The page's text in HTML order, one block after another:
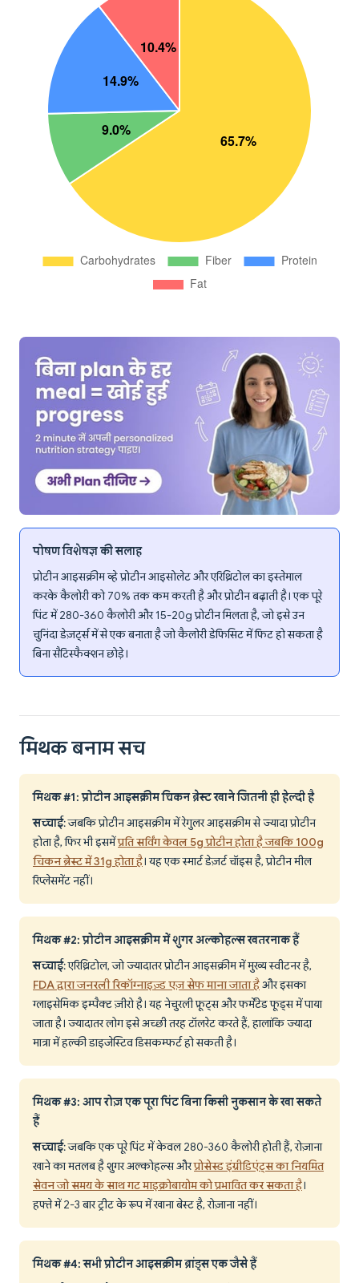
पोषण विशेषज्ञ की सलाह
प्रोटीन आइसक्रीम व्हे प्रोटीन आइसोलेट और एरिथ्रिटोल का इस्तेमाल
करके कैलोरी को 70% तक कम करती है और प्रोटीन बढ़ाती है। एक पूरे
पिंट में 280-360 कैलोरी और 15-20g प्रोटीन मिलता है, जो इसे उन
चुनिंदा डेज़र्ट्स में से एक बनाता है जो कैलोरी डेफिसिट में फिट हो सकता है
बिना सैटिस्फैक्शन छोड़े।
मिथक बनाम सच
मिथक #1: प्रोटीन आइसक्रीम चिकन ब्रेस्ट खाने जितनी ही हेल्दी है
सच्चाई: जबकि प्रोटीन आइसक्रीम में रेगुलर आइसक्रीम से ज्यादा प्रोटीन
होता है, फिर भी इसमेंप्रति सर्विंग केवल 5g प्रोटीन होता है जबकि 100g
चिकन ब्रेस्ट में 31g होता है। यह एक स्मार्ट डेज़र्ट चॉइस है, प्रोटीन मील
रिप्लेसमेंट नहीं।
मिथक #2: प्रोटीन आइसक्रीम में शुगर अल्कोहल्स खतरनाक हैं
सच्चाई: एरिथ्रिटोल, जो ज्यादातर प्रोटीन आइसक्रीम में मुख्य स्वीटनर है,
FDA द्वारा जनरली रिकॉग्नाइज़्ड एज़ सेफ माना जाता हैऔर इसका
ग्लाइसेमिक इम्पैक्ट ज़ीरो है। यह नेचुरली फ्रूट्स और फर्मेंटेड फूड्स में पाया
जाता है। ज्यादातर लोग इसे अच्छी तरह टॉलरेट करते हैं, हालांकि ज्यादा
मात्रा में हल्की डाइजेस्टिव डिसकम्फर्ट हो सकती है।
मिथक #3: आप रोज़ एक पूरा पिंट बिना किसी नुकसान के खा सकते
हैं
सच्चाई: जबकि एक पूरे पिंट में केवल 280-360 कैलोरी होती हैं, रोज़ाना
खाने का मतलब है शुगर अल्कोहल्स औरप्रोसेस्ड इंग्रीडिएंट्स का नियमित
सेवन जो समय के साथ गट माइक्रोबायोम को प्रभावित कर सकता है।
हफ्ते में 2-3 बार ट्रीट के रूप में खाना बेस्ट है, रोज़ाना नहीं।
मिथक #4: सभी प्रोटीन आइसक्रीम ब्रांड्स एक जैसे हैं